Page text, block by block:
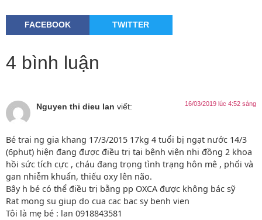
FACEBOOK TWITTER
4 bình luận
Nguyen thi dieu lan viết: 16/03/2019 lúc 4:52 sáng
Bé trai ng gia khang 17/3/2015 17kg 4 tuổi bị ngạt nước 14/3
(6phut) hiện đang được điều trị tại bệnh viện nhi đồng 2 khoa
hồi sức tích cực , cháu đang trọng tình trạng hôn mê , phổi và
gan nhiễm khuẩn, thiếu oxy lên não.
Bây h bé có thể điều trị bằng pp OXCA được không bác sỹ
Rat mong su giup do cua cac bac sy benh vien
Tôi là mẹ bé : lan 0918843581